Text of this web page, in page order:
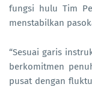
fungsi hulu Tim
menstabilkan
“Sesuai garis
berkomitmen
pusat dengan